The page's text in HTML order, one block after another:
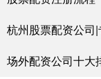
杭州股票配资公司
场外配资公司十大